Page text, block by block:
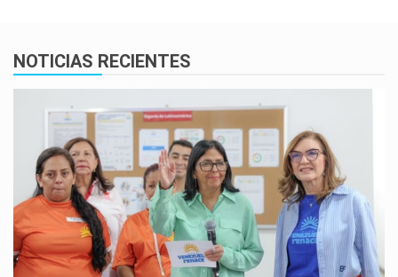
NOTICIAS RECIENTES